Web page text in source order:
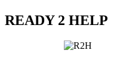
READY 2 HELP